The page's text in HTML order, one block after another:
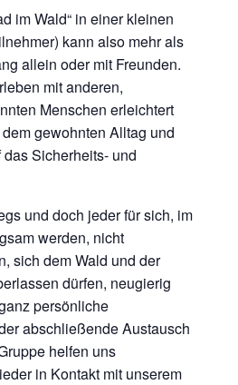
im Wald“ in einer kleinen
kann also mehr als
allein oder mit Freunden.
mit anderen,
Menschen erleichtert
gewohnten Alltag und
Sicherheits- und
und doch jeder für sich, im
werden, nicht
sich dem Wald und der
dürfen, neugierig
persönliche
abschließende Austausch
helfen uns
in Kontakt mit unserem